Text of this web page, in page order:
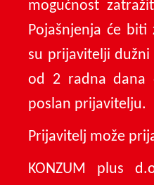
mogućnost
Pojašnjenja će biti
su prijavitelji
od 2 radna dana
poslan prijavitelju.
Prijavitelj može
KONZUM plus